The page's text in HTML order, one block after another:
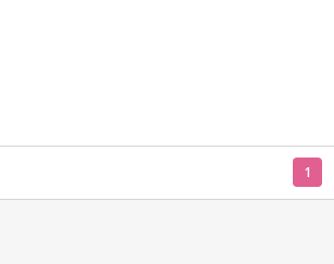
Beauty
Thuis
1